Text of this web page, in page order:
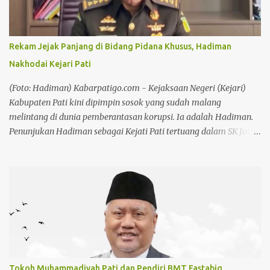
Kepala Desa, juga mendukung pelarangan terhadap adanya
sound horeg di Kecamatan Tayu,” ujar Imam Rifai, Selasa
(4/8/26). Setelah kesepakatan ini, pihaknya bakal melayangkan
surat kepada Plt Bupati Pati, Risma Ardhi Chandra agar ikut
melarang penggunaan sound horeg. Baik saat karnaval maupun
battle sound horeg. ”Forkopimda untuk agar dibuat larangan
terhadap penyelenggaraan sound horeg di Kabupaten Pati,” lanjut
dia. Baca ju...
Rekam Jejak Panjang di Bidang Pidana Khusus, Hadiman
Nakhodai Kejari Pati
(Foto: Hadiman) Kabarpatigo.com - Kejaksaan Negeri (Kejari)
Kabupaten Pati kini dipimpin sosok yang sudah malang
melintang di dunia pemberantasan korupsi. Ia adalah Hadiman.
Penunjukan Hadiman sebagai Kejati Pati tertuang dalam SK Jaksa
Hendro Dewanto. Nama Hadiman memang tidak asing di
kalangan penegak hukum. Reputasinya sebagai jaksa pemberani
dan anti korupsi sudah terbukti sejak ia memimpin Kejari
Kuansing. Hadiman, sebelumnya menjabat sebagai Aspidsus
Kejaksaan Tinggi Sumatera Barat dan pernah menjadi Kajari
Kuantan Singingi, Riau. Baca juga: Hari Jadi Koperasi ke 79,
Chandra: Koperasi Harus Jadi Penggerak Ekonomi Kerakyatan